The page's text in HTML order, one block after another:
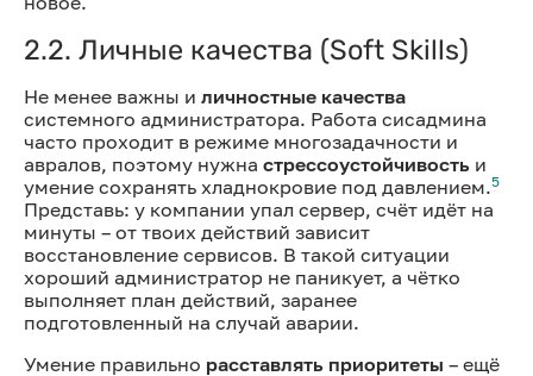
2.2. Личные качества (Soft Skills)
Не менее важны и личностные качества
системного администратора. Работа сисадмина
часто проходит в режиме многозадачности и
авралов, поэтому нужна стрессоустойчивость и
умение сохранять хладнокровие под давлением.5
Представь: у компании упал сервер, счёт идёт на
минуты – от твоих действий зависит
восстановление сервисов. В такой ситуации
хороший администратор не паникует, а чётко
выполняет план действий, заранее
подготовленный на случай аварии.
Умение правильно расставлять приоритеты – ещё